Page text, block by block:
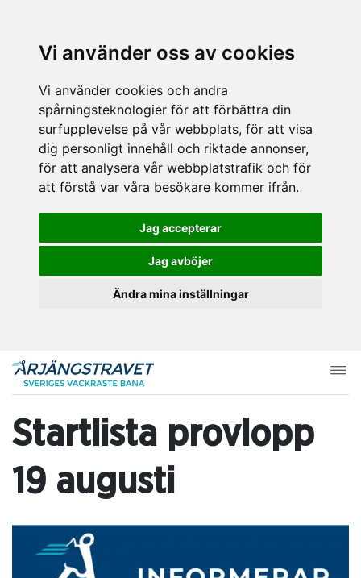
Vi använder oss av cookies
Vi använder cookies och andra
spårningsteknologier för att förbättra din
surfupplevelse på vår webbplats, för att visa
dig personligt innehåll och riktade annonser,
för att analysera vår webbplatstrafik och för
att förstå var våra besökare kommer ifrån.
Jag accepterar
Jag avböjer
Ändra mina inställningar
Startlista provlopp
19 augusti